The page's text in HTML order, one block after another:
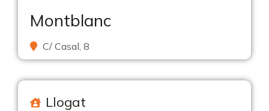
Montblanc
C/ Casal, 8
Llogat